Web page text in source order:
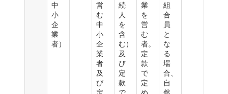
中
小
企
業
者）
営
む
中
小
企
業
者
及
び
続
人
を
含
む）
及
び
定
款
業
を
営
む
者。
定
款
で
定
組
合
員
と
な
る
場
合、
自